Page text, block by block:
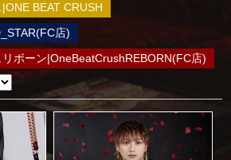
BEAT CRUSH
店)
ボーン|OneBeatCrushREBORN(FC店)